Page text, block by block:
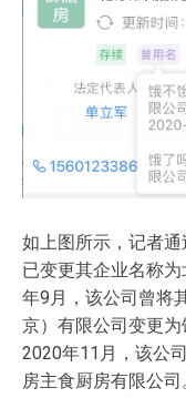
如上图所示，记者
已变更其企业名称
年9月，该公司曾将
京）有限公司变更为
2020年11月，该公
房主食厨房有限公司